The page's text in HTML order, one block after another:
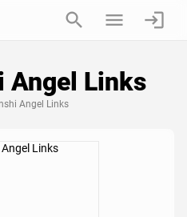
Angel Links
Angel Links